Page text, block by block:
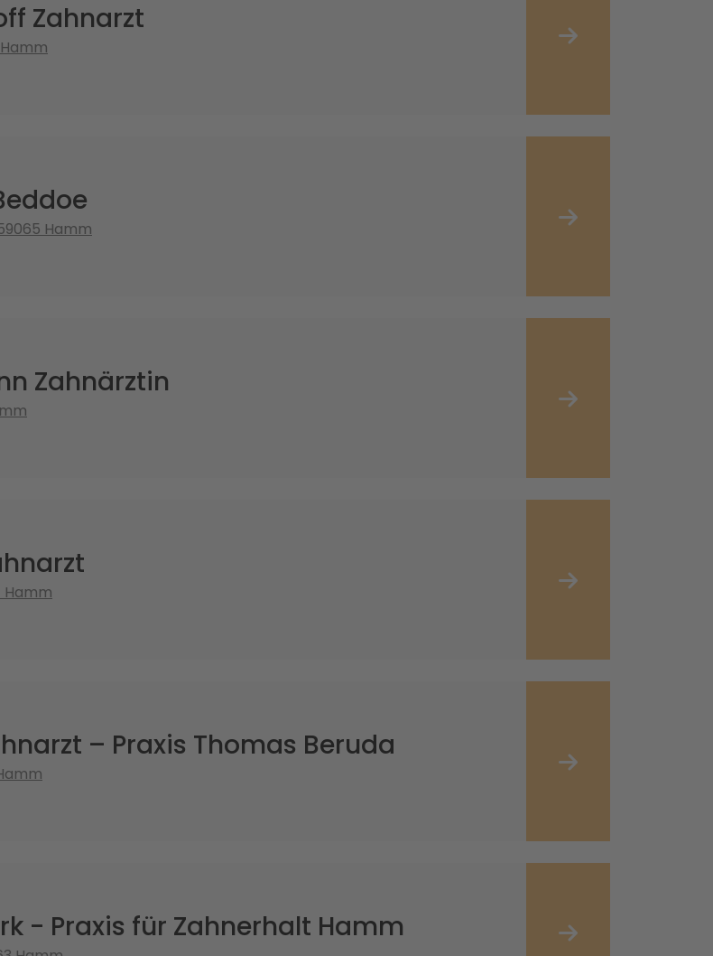
Zahnarzt
Hamm
Zahnärztin
Hamm
– Praxis Thomas Beruda
- Praxis für Zahnerhalt Hamm